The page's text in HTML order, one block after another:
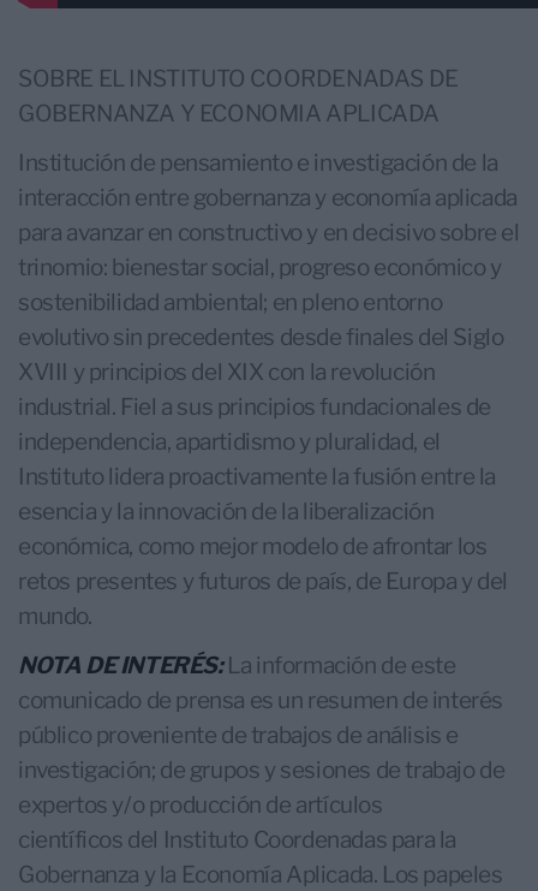
SOBRE EL INSTITUTO COORDENADAS DE
GOBERNANZA Y ECONOMIA APLICADA
Institución de pensamiento e investigación de la
interacción entre gobernanza y economía aplicada
para avanzar en constructivo y en decisivo sobre el
trinomio: bienestar social, progreso económico y
sostenibilidad ambiental; en pleno entorno
evolutivo sin precedentes desde finales del Siglo
XVIII y principios del XIX con la revolución
industrial. Fiel a sus principios fundacionales de
independencia, apartidismo y pluralidad, el
Instituto lidera proactivamente la fusión entre la
esencia y la innovación de la liberalización
económica, como mejor modelo de afrontar los
retos presentes y futuros de país, de Europa y del
mundo.
NOTA DE INTERÉS:La información de este
comunicado de prensa es un resumen de interés
público proveniente de trabajos de análisis e
investigación; de grupos y sesiones de trabajo de
expertos y/o producción de artículos
científicos del Instituto Coordenadas para la
Gobernanza y la Economía Aplicada. Los papeles